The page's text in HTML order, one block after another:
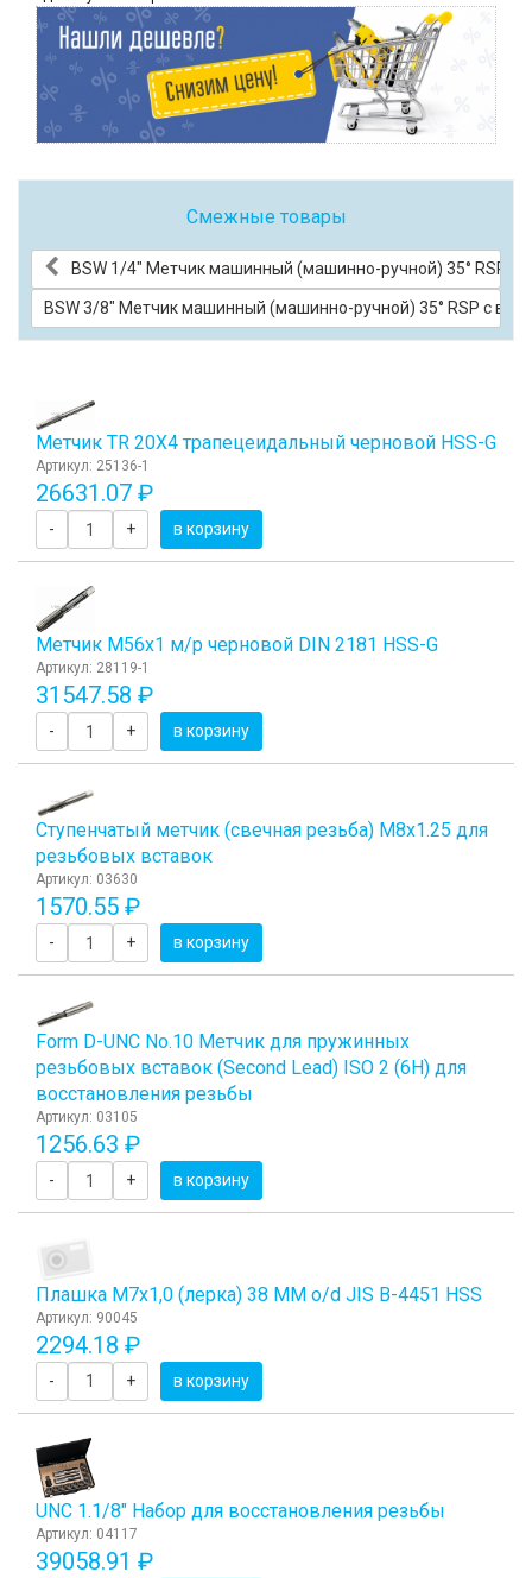
Смежные товары
BSW 1/4" Метчик машинный (машинно-ручной) 35° RSP с
BSW 3/8" Метчик машинный (машинно-ручной) 35° RSP с
Метчик TR 20Х4 трапецеидальный черновой HSS-G
Артикул: 25136-1
26631.07 ₽
- + в корзину
Метчик М56x1 м/р черновой DIN 2181 HSS-G
Артикул: 28119-1
31547.58 ₽
- + в корзину
Ступенчатый метчик (свечная резьба) М8х1.25 для
резьбовых вставок
Артикул: 03630
1570.55 ₽
- + в корзину
Form D-UNC No.10 Метчик для пружинных
резьбовых вставок (Second Lead) ISO 2 (6H) для
восстановления резьбы
Артикул: 03105
1256.63 ₽
- + в корзину
Плашка М7x1,0 (лерка) 38 ММ o/d JIS B-4451 HSS
Артикул: 90045
2294.18 ₽
- + в корзину
UNC 1.1/8" Набор для восстановления резьбы
Артикул: 04117
39058.91 ₽